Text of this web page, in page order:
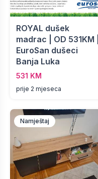
ROYAL dušek
madrac | OD 531KM |
EuroSan dušeci
Banja Luka
531 KM
prije 2 mjeseca
Namještaj